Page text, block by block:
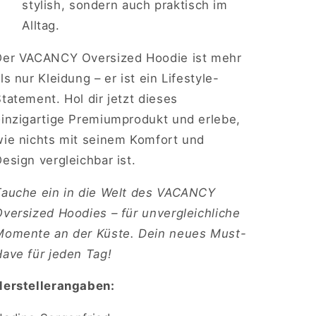
stylish, sondern auch praktisch im
Alltag.
VACANCY Oversized Hoodie ist mehr
nur Kleidung – er ist ein Lifestyle-
Hol dir jetzt dieses
Premiumprodukt und erlebe,
nichts mit seinem Komfort und
vergleichbar ist.
ein in die Welt des VACANCY
Hoodies – für unvergleichliche
an der Küste. Dein neues Must-
für jeden Tag!